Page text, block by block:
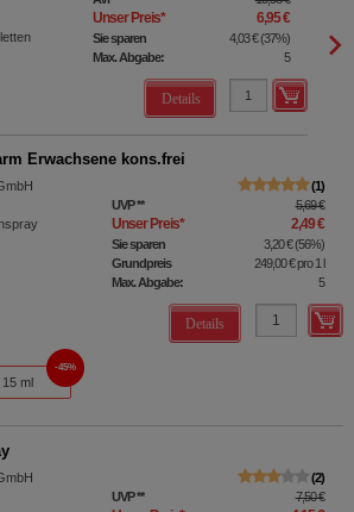
Unser Preis* 6,95 €
Sie sparen 4,03 € (37%)
Max. Abgabe:
5
Details
Erwachsene kons.frei
1
UVP** 5,69 €
Unser Preis* 2,49 €
Sie sparen 3,20 €(56%)
Grundpreis
249,00 €pro 1 l
Max. Abgabe:
5
Details
15 ml
45%
2
UVP** 7,50 €